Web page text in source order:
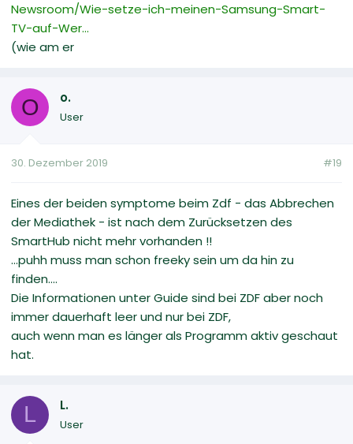
Newsroom/Wie-setze-ich-meinen-Samsung-Smart-
TV-auf-Wer...
(wie am er
O o.
User
30. Dezember 2019 #19
Eines der beiden symptome beim Zdf - das Abbrechen
der Mediathek - ist nach dem Zurücksetzen des
SmartHub nicht mehr vorhanden !!
...puhh muss man schon freeky sein um da hin zu
finden....
Die Informationen unter Guide sind bei ZDF aber noch
immer dauerhaft leer und nur bei ZDF,
auch wenn man es länger als Programm aktiv geschaut
hat.
L L.
User